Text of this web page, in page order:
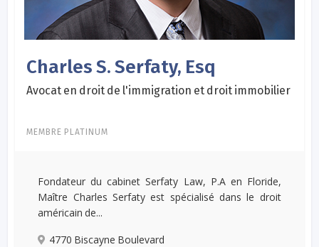
Charles S. Serfaty, Esq
Avocat en droit de l'immigration et droit immobilier
MEMBRE PLATINUM
Fondateur du cabinet Serfaty Law, P.A en Floride,
Maître Charles Serfaty est spécialisé dans le droit
américain de...
4770 Biscayne Boulevard